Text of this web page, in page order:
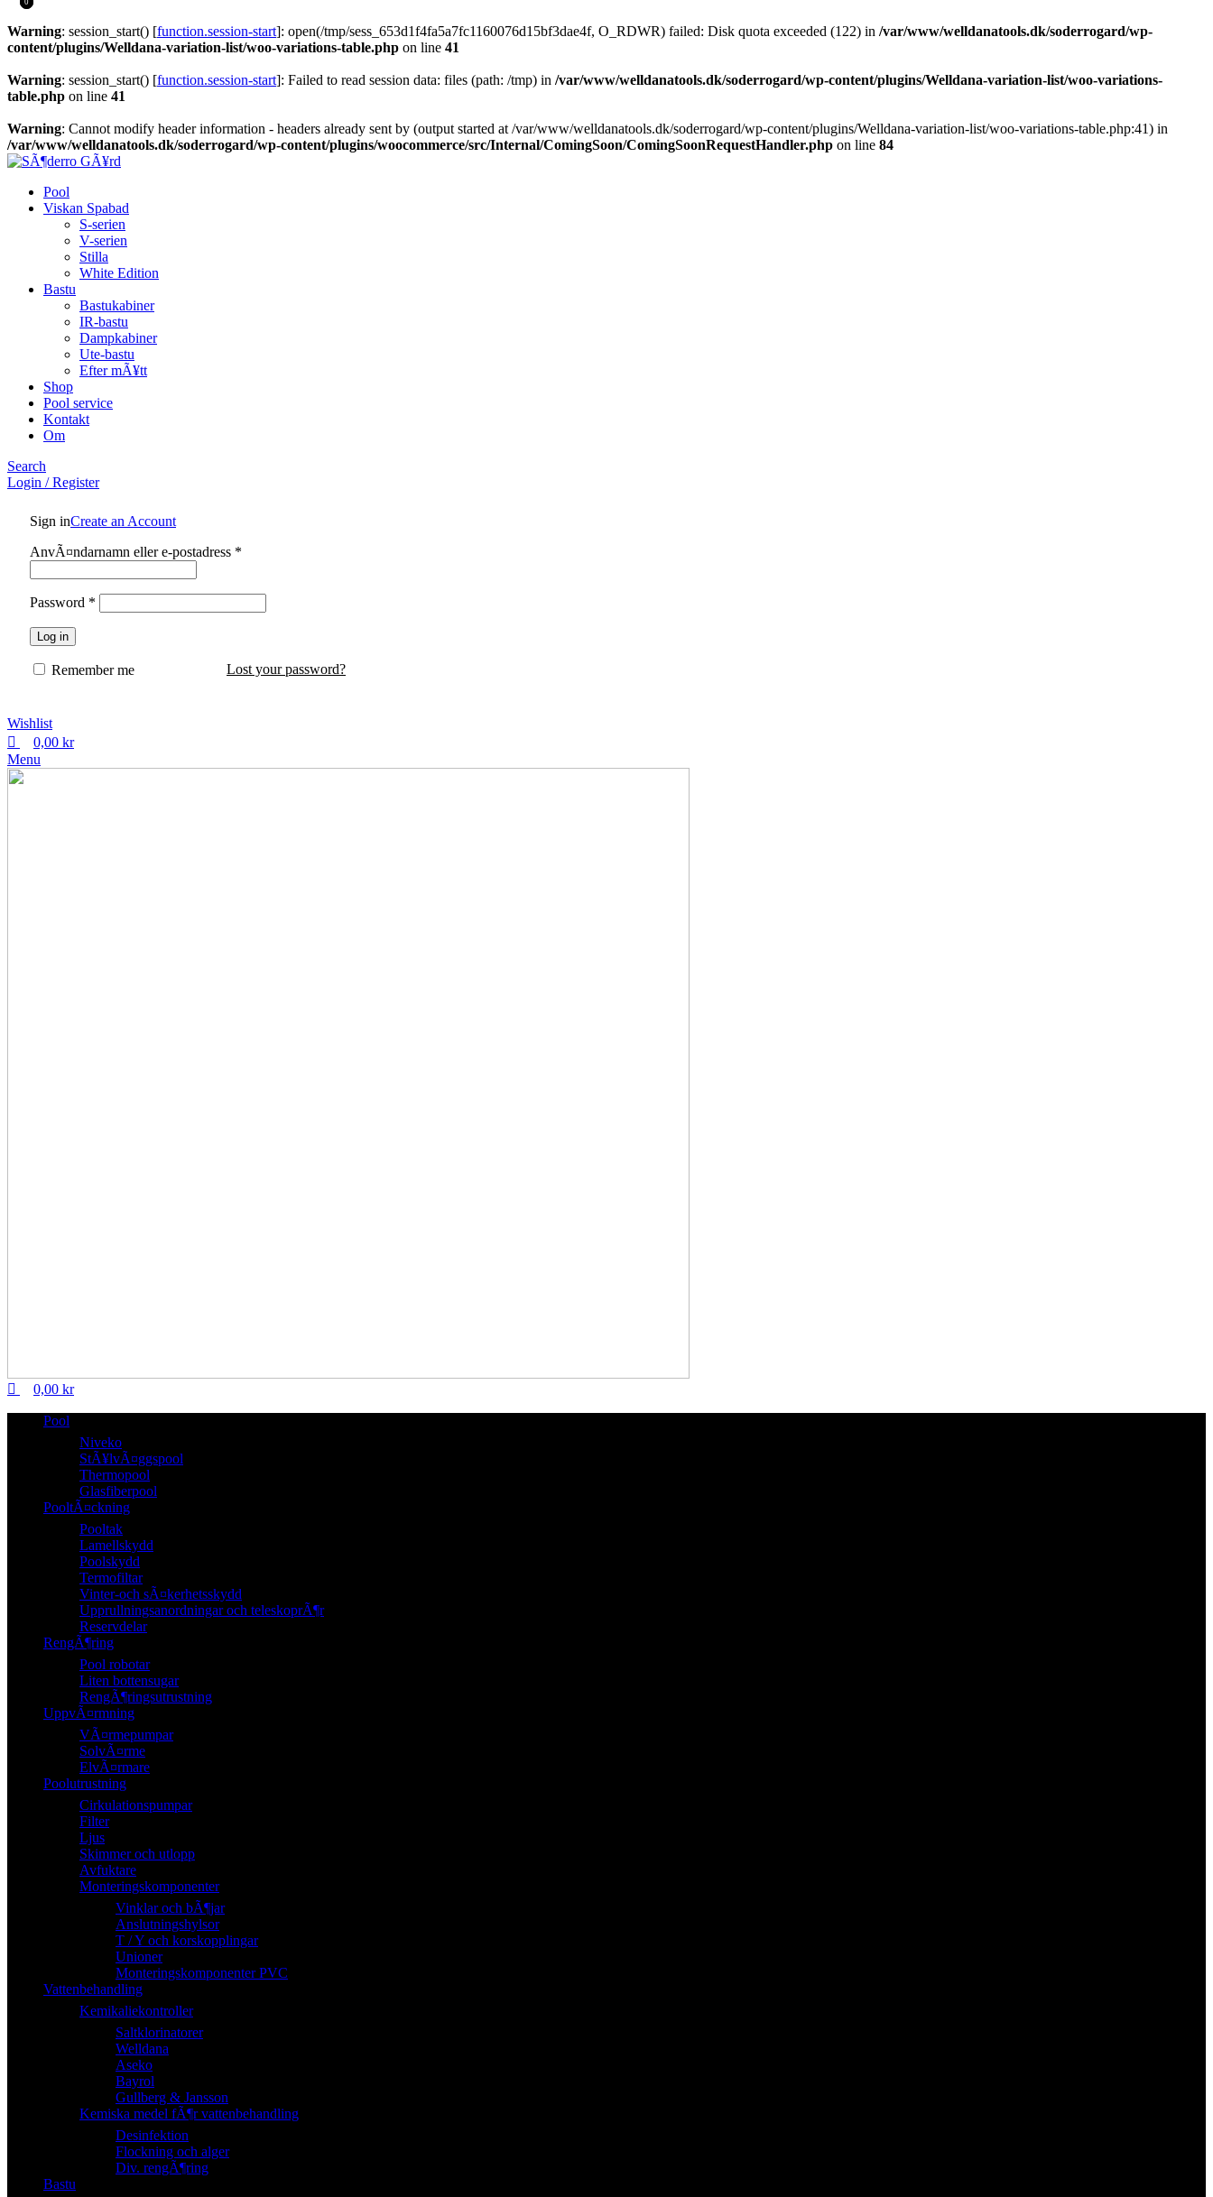
Warning: session_start() [function.session-start]: open(/tmp/sess_653d1f4fa5a7fc1160076d15bf3dae4f, O_RDWR) failed: Disk quota exceeded (122) in /var/www/welldanatools.dk/soderrogard/wp-
content/plugins/Welldana-variation-list/woo-variations-table.php on line 41
Warning: session_start() [function.session-start]: Failed to read session data: files (path: /tmp) in /var/www/welldanatools.dk/soderrogard/wp-content/plugins/Welldana-variation-list/woo-variations-
table.php on line 41
Warning: Cannot modify header information - headers already sent by (output started at /var/www/welldanatools.dk/soderrogard/wp-content/plugins/Welldana-variation-list/woo-variations-table.php:41) in
/var/www/welldanatools.dk/soderrogard/wp-content/plugins/woocommerce/src/Internal/ComingSoon/ComingSoonRequestHandler.php on line 84
Pool
Viskan Spabad
S-serien
V-serien
Stilla
White Edition
Bastu
Bastukabiner
IR-bastu
Dampkabiner
Ute-bastu
Efter mÃ¥tt
Shop
Pool service
Kontakt
Om
Search
Login / Register
Sign inCreate an Account
AnvÃ¤ndarnamn eller e-postadress *
Password *
Log in
Lost your password?
Remember me
Wishlist
0
0,00 kr
Menu
0
0,00 kr
Pool
Niveko
StÃ¥lvÃ¤ggspool
Thermopool
Glasfiberpool
PooltÃ¤ckning
Pooltak
Lamellskydd
Poolskydd
Termofiltar
Vinter-och sÃ¤kerhetsskydd
Upprullningsanordningar och teleskoprÃ¶r
Reservdelar
RengÃ¶ring
Pool robotar
Liten bottensugar
RengÃ¶ringsutrustning
UppvÃ¤rmning
VÃ¤rmepumpar
SolvÃ¤rme
ElvÃ¤rmare
Poolutrustning
Cirkulationspumpar
Filter
Ljus
Skimmer och utlopp
Avfuktare
Monteringskomponenter
Vinklar och bÃ¶jar
Anslutningshylsor
T / Y och korskopplingar
Unioner
Monteringskomponenter PVC
Vattenbehandling
Kemikaliekontroller
Saltklorinatorer
Welldana
Aseko
Bayrol
Gullberg & Jansson
Kemiska medel fÃ¶r vattenbehandling
Desinfektion
Flockning och alger
Div. rengÃ¶ring
Bastu